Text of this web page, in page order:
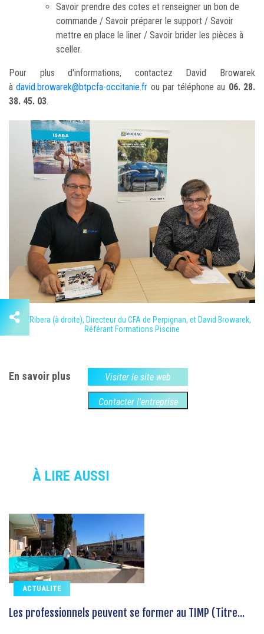
Savoir prendre des cotes et renseigner un bon de
commande / Savoir préparer le support / Savoir
mettre en place le liner / Savoir brider les pièces à
sceller.
Pour plus d'informations, contactez David Browarek
àdavid.browarek@btpcfa-occitanie.fr ou par téléphone au 06. 28.
38. 45. 03
Paul Ribera (à droite), Directeur du CFA de Perpignan, et David Browarek,
Référant Formations Piscine
En savoir plus Visiter le site web
Contacter l'entreprise
À LIRE AUSSI
ACTUALITE
Les professionnels peuvent se former au TIMP (Titre...